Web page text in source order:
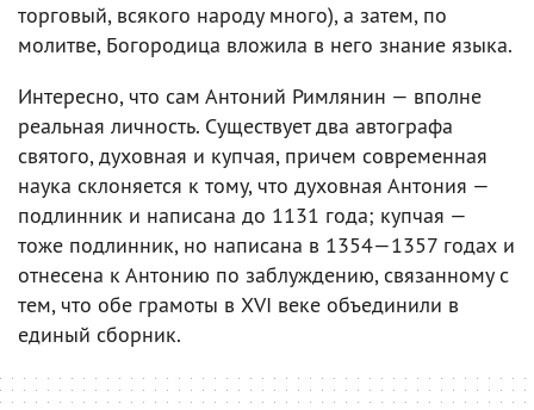
торговый, всякого народу много), а затем, по
молитве, Богородица вложила в него знание языка.
Интересно, что сам Антоний Римлянин — вполне
реальная личность. Существует два автографа
святого, духовная и купчая, причем современная
наука склоняется к тому, что духовная Антония —
подлинник и написана до 1131 года; купчая —
тоже подлинник, но написана в 1354—1357 годах и
отнесена к Антонию по заблуждению, связанному с
тем, что обе грамоты в XVI веке объединили в
единый сборник.